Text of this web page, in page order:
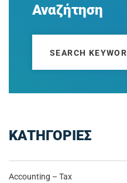
Αναζήτηση
ΚΑΤΗΓΟΡΙΕΣ
Accounting – Tax